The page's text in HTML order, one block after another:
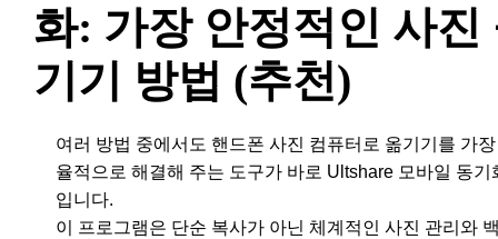
화: 가장 안정적인 사진
기기 방법 (추천)
여러 방법 중에서도 핸드폰 사진 컴퓨터로 옮기기를 가
율적으로 해결해 주는 도구가 바로 Ultshare 모바일 동기
입니다.
이 프로그램은 단순 복사가 아닌 체계적인 사진 관리와